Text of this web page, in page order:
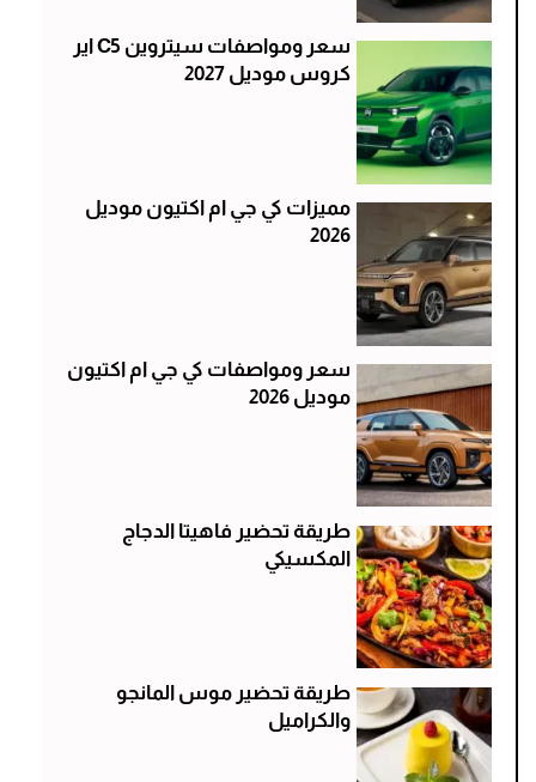
سعر ومواصفات سيتروين C5 اير
كروس موديل 2027
مميزات كي جي ام اكتيون موديل
2026
سعر ومواصفات كي جي ام اكتيون
موديل 2026
طريقة تحضير فاهيتا الدجاج
المكسيكي
طريقة تحضير موس المانجو
والكراميل